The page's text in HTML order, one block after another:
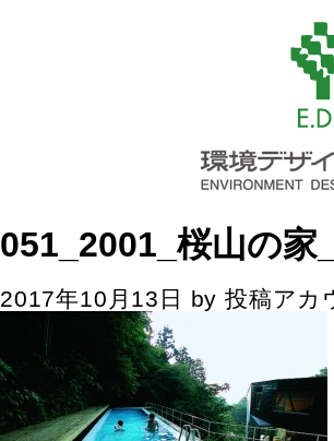
051_2001_桜山の家
2017年10月13日 by投稿アカ